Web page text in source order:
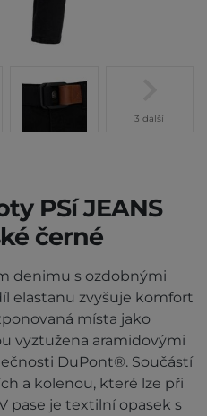
3 další
PSí JEANS
černé
denimu s ozdobnými
elastanu zvyšuje komfort
místa jako
vyztužena aramidovými
DuPont®. Součástí
a kolenou, které lze při
pase je textilní opasek s